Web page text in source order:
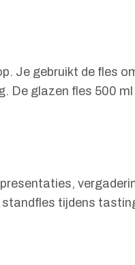
Je gebruikt de fles
De glazen fles 500
tijdens